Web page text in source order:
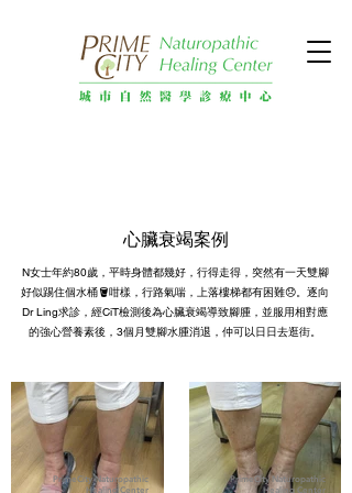
心臟衰竭案例
N女士年約80歲，平時身體都幾好，行得走得，突然有一天雙腳
好似踢住個水桶🪣咁樣，行路氣喘，上落樓梯都有困難😞。逐向
Dr Ling求診，經CiT檢測後為心臟衰竭導致腳腫，並服用相對應
的強心營養素後，3個月雙腳水腫消退，仲可以日日去逛街。
PrimeCity Naturopathic
Healing Center
PrimeCity Naturopathic
Healing Center